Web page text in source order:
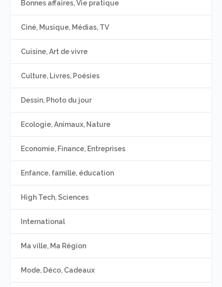
Bonnes affaires, Vie pratique
Ciné, Musique, Médias, TV
Cuisine, Art de vivre
Culture, Livres, Poésies
Dessin, Photo du jour
Ecologie, Animaux, Nature
Economie, Finance, Entreprises
Enfance, famille, éducation
High Tech, Sciences
International
Ma ville, Ma Région
Mode, Déco, Cadeaux